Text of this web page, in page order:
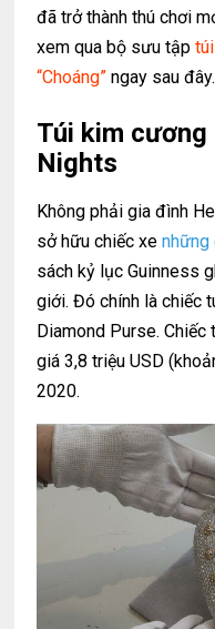
đã trở thành thú chơi
xem qua bộ sưu tập
“Choáng” ngay sau đây.
Túi kim cương
Nights
Không phải gia đình
sở hữu chiếc xenhững
sách kỷ lục Guinness
giới. Đó chính là chiếc
Diamond Purse.
giá 3,8 triệu USD
2020.